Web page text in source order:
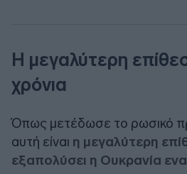
Η μεγαλύτερη
χρόνια
Όπως μετέδωσε το ρωσικό
αυτή είναι η μεγαλύτερη
εξαπολύσει η Ουκρανία